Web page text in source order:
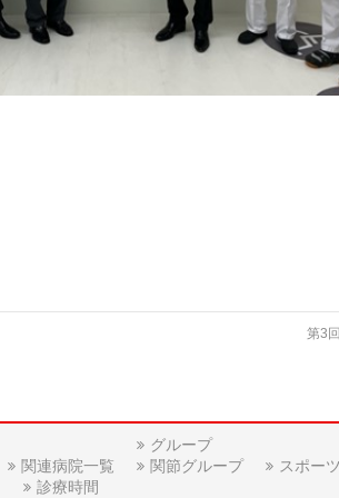
第3
関連病院一覧
グループ
関節グループ
スポー
診療時間